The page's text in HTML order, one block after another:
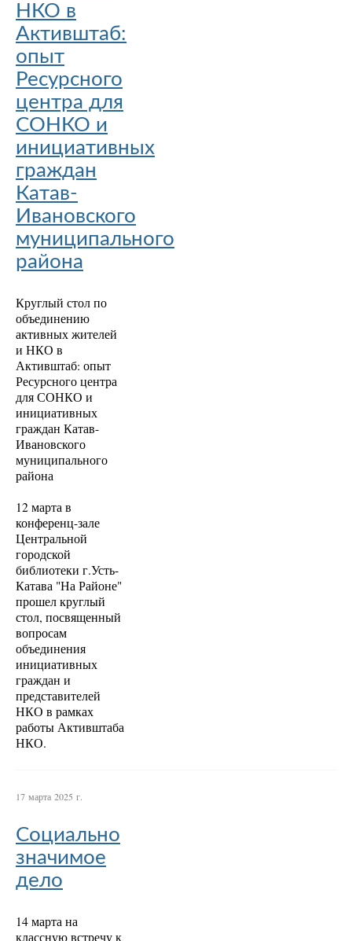
НКО в
Активштаб:
опыт
Ресурсного
центра для
СОНКО и
инициативных
граждан
Катав-
Ивановского
муниципального
района
Круглый стол по
объединению
активных жителей
и НКО в
Активштаб: опыт
Ресурсного центра
для СОНКО и
инициативных
граждан Катав-
Ивановского
муниципального
района
12 марта в
конференц-зале
Центральной
городской
библиотеки г.Усть-
Катава "На Районе"
прошел круглый
стол, посвященный
вопросам
объединения
инициативных
граждан и
представителей
НКО в рамках
работы Активштаба
НКО.
17 марта 2025 г.
Социально
значимое
дело
14 марта на
классную встречу к